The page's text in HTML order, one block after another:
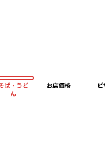
ば・うど
ん
お店価格